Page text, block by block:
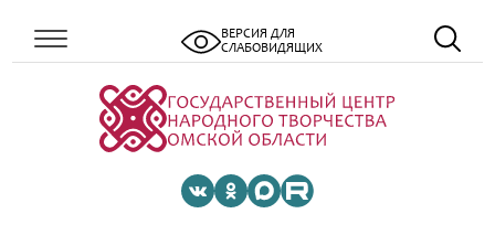
ВЕРСИЯ ДЛЯ
СЛАБОВИДЯЩИХ